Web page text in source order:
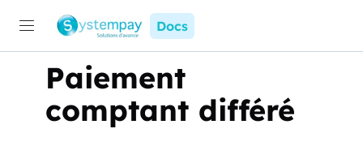
Docs
Paiement
comptant différé